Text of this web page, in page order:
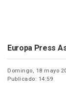
Europa Press
Domingo, 18 mayo
Publicado: 14:59